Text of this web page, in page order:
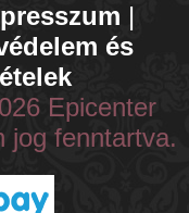
|
és
Epicenter
fenntartva.